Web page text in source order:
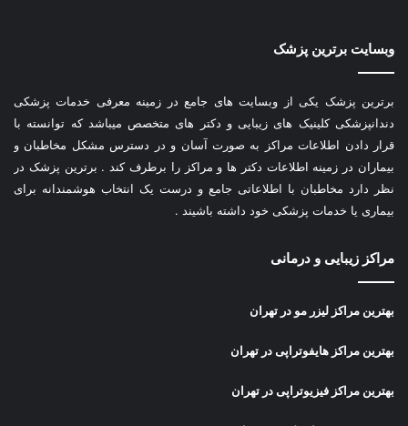
وبسایت برترین پزشک
برترین پزشک یکی از وبسایت های جامع در زمینه معرفی خدمات پزشکی
دندانپزشکی کلینیک های زیبایی و دکتر های متخصص میباشد که توانسته با
قرار دادن اطلاعات مراکز به صورت آسان و در دسترس مشکل مخاطبان و
بیماران در زمینه اطلاعات دکتر ها و مراکز را برطرف کند . برترین پزشک در
نظر دارد مخاطبان با اطلاعاتی جامع و درست یک انتخاب هوشمندانه برای
بیماری یا خدمات پزشکی خود داشته باشیند .
مراکز زیبایی و درمانی
بهترین مراکز لیزر مو در تهران
بهترین مراکز هایفوتراپی در تهران
بهترین مراکز فیزیوتراپی در تهران